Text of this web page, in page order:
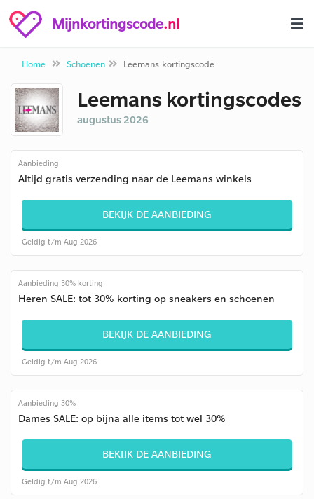
Mijnkortingscode.nl
Home Schoenen Leemans kortingscode
Leemans kortingscodes
augustus 2026
Aanbieding
Altijd gratis verzending naar de Leemans winkels
BEKIJK DE AANBIEDING
Geldig t/m Aug 2026
Aanbieding 30% korting
Heren SALE: tot 30% korting op sneakers en schoenen
BEKIJK DE AANBIEDING
Geldig t/m Aug 2026
Aanbieding 30%
Dames SALE: op bijna alle items tot wel 30%
BEKIJK DE AANBIEDING
Geldig t/m Aug 2026